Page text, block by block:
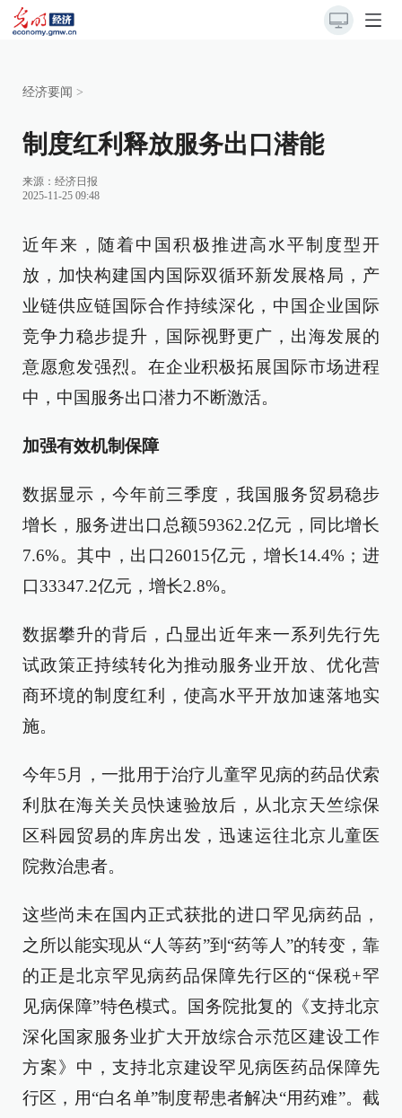
经济要闻 >
制度红利释放服务出口潜能
来源： 经济日报
2025-11-25 09:48
近年来，随着中国积极推进高水平制度型开
放，加快构建国内国际双循环新发展格局，产
业链供应链国际合作持续深化，中国企业国际
竞争力稳步提升，国际视野更广，出海发展的
意愿愈发强烈。在企业积极拓展国际市场进程
中，中国服务出口潜力不断激活。
加强有效机制保障
数据显示，今年前三季度，我国服务贸易稳步
增长，服务进出口总额59362.2亿元，同比增长
7.6%。其中，出口26015亿元，增长14.4%；进
口33347.2亿元，增长2.8%。
数据攀升的背后，凸显出近年来一系列先行先
试政策正持续转化为推动服务业开放、优化营
商环境的制度红利，使高水平开放加速落地实
施。
今年5月，一批用于治疗儿童罕见病的药品伏索
利肽在海关关员快速验放后，从北京天竺综保
区科园贸易的库房出发，迅速运往北京儿童医
院救治患者。
这些尚未在国内正式获批的进口罕见病药品，
之所以能实现从“人等药”到“药等人”的转变，靠
的正是北京罕见病药品保障先行区的“保税+罕
见病保障”特色模式。国务院批复的《支持北京
深化国家服务业扩大开放综合示范区建设工作
方案》中，支持北京建设罕见病医药品保障先
行区，用“白名单”制度帮患者解决“用药难”。截